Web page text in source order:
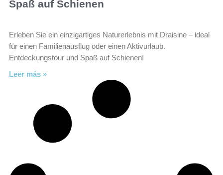
Spaß auf Schienen
Erleben Sie ein einzigartiges Naturerlebnis mit Draisine – ideal
für einen Familienausflug oder einen Aktivurlaub.
Entdeckungstour und Spaß auf Schienen!
Leer más »